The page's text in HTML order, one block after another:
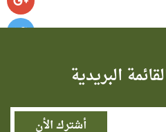
البريدية